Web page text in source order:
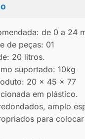
de 0 a 24
de peças: 01
20 litros.
suportado: 10kg
20 x 45 x 77
em plástico.
amplo
para